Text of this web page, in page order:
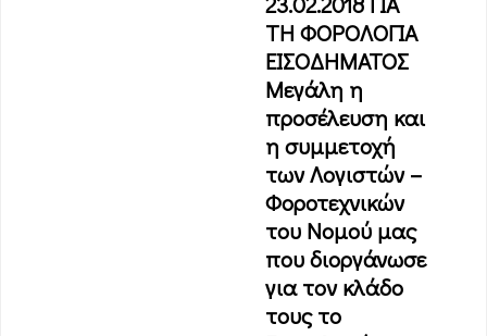
ΤΗ ΦΟΡΟΛΟΓΙΑ
ΕΙΣΟΔΗΜΑΤΟΣ
Μεγάλη η
προσέλευση και
η συμμετοχή
των Λογιστών –
Φοροτεχνικών
του Νομού μας
που διοργάνωσε
για τον κλάδο
τους το